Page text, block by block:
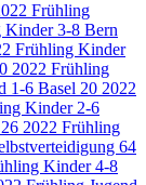
Frühling
Kinder 3-8 Bern
Frühling Kinder
2022 Frühling
1-6 Basel 20 2022
Kinder 2-6
26 2022 Frühling
64
Kinder 4-8